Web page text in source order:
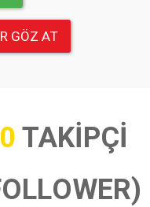
GÖZ AT
TAKİPÇİ